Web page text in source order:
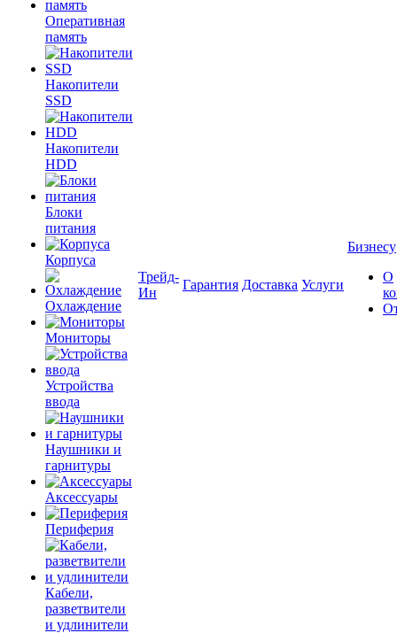
Оперативная
память
Накопители
SSD
Накопители
HDD
Блоки
питания
Корпуса
Охлаждение
Мониторы
Устройства
ввода
Наушники и
гарнитуры
Аксессуары
Периферия
Кабели,
разветвители
и удлинители
Трейд-
Ин
Гарантия Доставка Услуги
Бизнесу
О